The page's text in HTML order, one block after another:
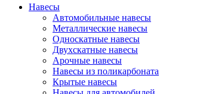
Навесы
Автомобильные навесы
Металлические навесы
Односкатные навесы
Двухскатные навесы
Арочные навесы
Навесы из поликарбоната
Крытые навесы